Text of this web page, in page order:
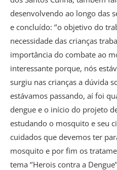
desenvolvendo ao longo das
e concluído: ‘’o objetivo do
necessidade das crianças
importância do combate ao
interessante porque, nós
surgiu nas crianças a dúvida
estávamos passando, aí foi
dengue e o início do projeto
estudando o mosquito e seu
cuidados que devemos ter
mosquito e por fim os
tema ‘’Herois contra a